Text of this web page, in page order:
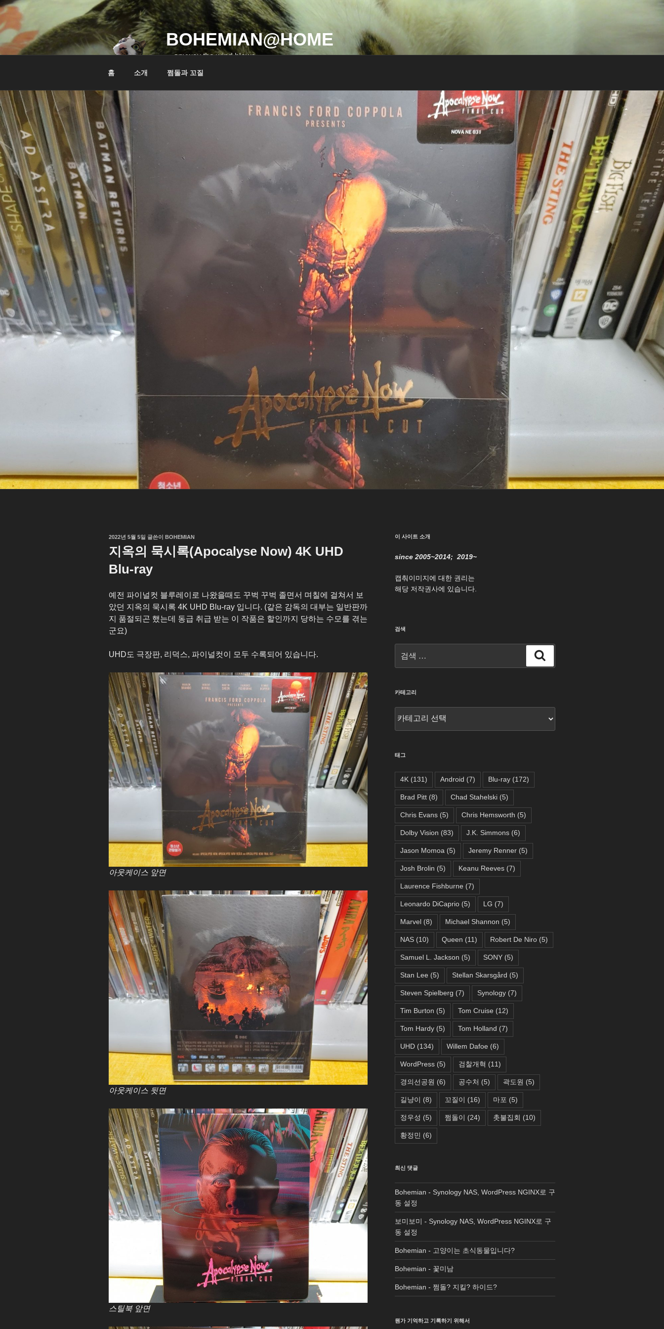
콘
텐
츠
로
BOHEMIAN@HOME
…anyway the wind blows…
홈 소개 쩜돌과 꼬질
작
일
2022년 5월 5일 글쓴이 BOHEMIAN
지옥의 묵시록(Apocalyse Now) 4K UHD
Blu-ray
예전 파이널컷 블루레이로 나왔을때도 꾸벅 꾸벅 졸면서 며칠에 걸쳐서 보
았던 지옥의 묵시록 4K UHD Blu-ray 입니다. (같은 감독의 대부는 일반판까
지 품절되곤 했는데 동급 취급 받는 이 작품은 할인까지 당하는 수모를 겪는
군요)
UHD도 극장판, 리덕스, 파이널컷이 모두 수록되어 있습니다.
아웃케이스 앞면
아웃케이스 뒷면
스틸북 앞면
이 사이트 소개
since 2005~2014; 2019~
캡춰이미지에 대한 권리는
해당 저작권사에 있습니다.
검색
색:
색
카테고리
테
태그
4K(131) Android (7) Blu-ray(172)
Brad Pitt(8) Chad Stahelski(5)
Chris Evans(5) Chris Hemsworth (5)
Dolby Vision (83) J.K. Simmons(6)
Jason Momoa (5) Jeremy Renner(5)
Josh Brolin (5) Keanu Reeves(7)
Laurence Fishburne (7)
Leonardo DiCaprio(5) LG (7)
Marvel(8) Michael Shannon (5)
NAS(10) Queen (11) Robert De Niro(5)
Samuel L. Jackson (5) SONY(5)
Stan Lee (5) Stellan Skarsgård (5)
Steven Spielberg (7) Synology(7)
Tim Burton (5) Tom Cruise (12)
Tom Hardy(5) Tom Holland (7)
UHD(134) Willem Dafoe (6)
WordPress(5) 검찰개혁 (11)
경의선공원 (6) 공수처 (5) 곽도원 (5)
길냥이 (8) 꼬질이 (16) 마포 (5)
정우성 (5) 쩜돌이 (24) 촛불집회 (10)
황정민 (6)
최신 댓글
Bohemian - Synology NAS, WordPress NGINX로 구
동 설정
보미보미 - Synology NAS, WordPress NGINX로 구
동 설정
Bohemian - 고양이는 초식동물입니다?
Bohemian - 꽃미남
Bohemian - 쩜돌? 지킬? 하이드?
뭔가 기억하고 기록하기 위해서